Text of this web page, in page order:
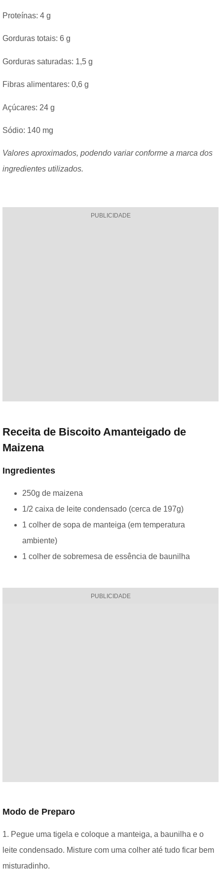
Proteínas: 4 g
Gorduras totais: 6 g
Gorduras saturadas: 1,5 g
Fibras alimentares: 0,6 g
Açúcares: 24 g
Sódio: 140 mg
Valores aproximados, podendo variar conforme a marca dos
ingredientes utilizados.
PUBLICIDADE
Receita de Biscoito Amanteigado de
Maizena
Ingredientes
250g de maizena
1/2 caixa de leite condensado (cerca de 197g)
1 colher de sopa de manteiga (em temperatura
ambiente)
1 colher de sobremesa de essência de baunilha
PUBLICIDADE
Modo de Preparo
1. Pegue uma tigela e coloque a manteiga, a baunilha e o
leite condensado. Misture com uma colher até tudo ficar bem
misturadinho.